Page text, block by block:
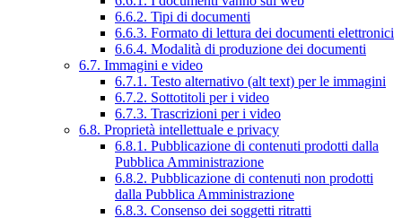
6.6.2. Tipi di documenti
6.6.3. Formato di lettura dei documenti elettronici
6.6.4. Modalità di produzione dei documenti
6.7. Immagini e video
6.7.1. Testo alternativo (alt text) per le immagini
6.7.2. Sottotitoli per i video
6.7.3. Trascrizioni per i video
6.8. Proprietà intellettuale e privacy
6.8.1. Pubblicazione di contenuti prodotti dalla
Pubblica Amministrazione
6.8.2. Pubblicazione di contenuti non prodotti
dalla Pubblica Amministrazione
6.8.3. Consenso dei soggetti ritratti